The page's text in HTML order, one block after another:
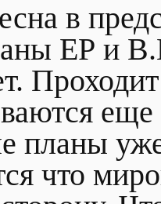
в
ЕР и
еще
планы
что